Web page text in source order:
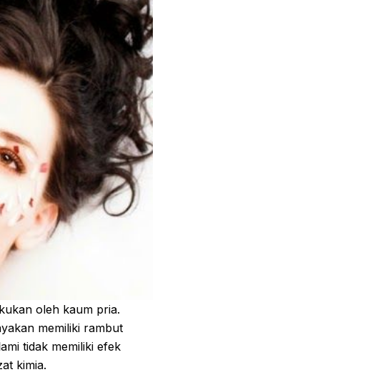
oleh kaum pria.
memiliki rambut
tidak memiliki efek
kimia.